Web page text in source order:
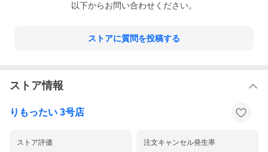
以下からお問い合わせください。
ストアに質問を投稿する
ストア情報
りもったい 3号店
ストア評価 注文キャンセル発生率